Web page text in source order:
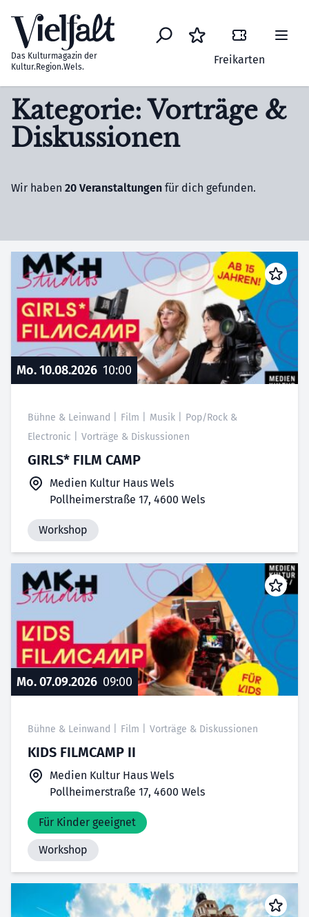
Das Kulturmagazin der
Kultur.Region.Wels.
Freikarten
Kategorie: Vorträge &
Diskussionen
Wir haben 20 Veranstaltungen für dich gefunden.
Mo. 10.08.2026 10:00
Bühne & Leinwand Film Musik
Pop/Rock &
Electronic
Vorträge & Diskussionen
GIRLS* FILM CAMP
Medien Kultur Haus Wels
Pollheimerstraße 17, 4600 Wels
Workshop
Mo. 07.09.2026 09:00
Bühne & Leinwand Film Vorträge & Diskussionen
KIDS FILMCAMP II
Medien Kultur Haus Wels
Pollheimerstraße 17, 4600 Wels
Für Kinder geeignet
Workshop